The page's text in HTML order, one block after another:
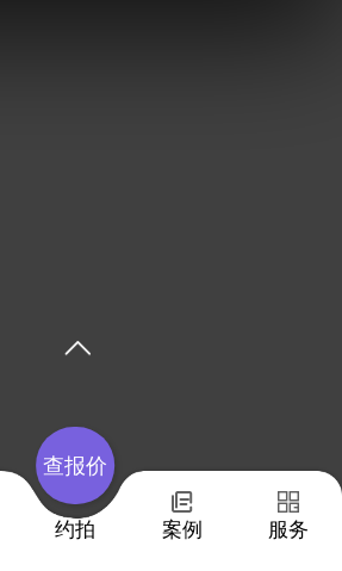
查报价
约拍 案例 服务